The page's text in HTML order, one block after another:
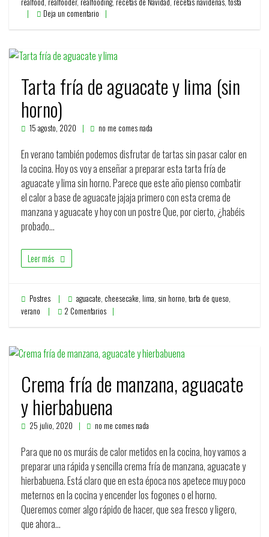
Deja un comentario
Tarta fría de aguacate y lima (sin
horno)
15 agosto, 2020 no me comes nada
En verano también podemos disfrutar de tartas sin pasar calor en
la cocina. Hoy os voy a enseñar a preparar esta tarta fría de
aguacate y lima sin horno. Parece que este año pienso combatir
el calor a base de aguacate jajaja primero con esta crema de
manzana y aguacate y hoy con un postre Que, por cierto, ¿habéis
probado…
Leer más
Postres aguacate, cheesecake, lima, sin horno, tarta de queso,
verano
2 Comentarios
Crema fría de manzana, aguacate
y hierbabuena
25 julio, 2020 no me comes nada
Para que no os muráis de calor metidos en la cocina, hoy vamos a
preparar una rápida y sencilla crema fría de manzana, aguacate y
hierbabuena. Está claro que en esta época nos apetece muy poco
meternos en la cocina y encender los fogones o el horno.
Queremos comer algo rápido de hacer, que sea fresco y ligero,
que ahora…